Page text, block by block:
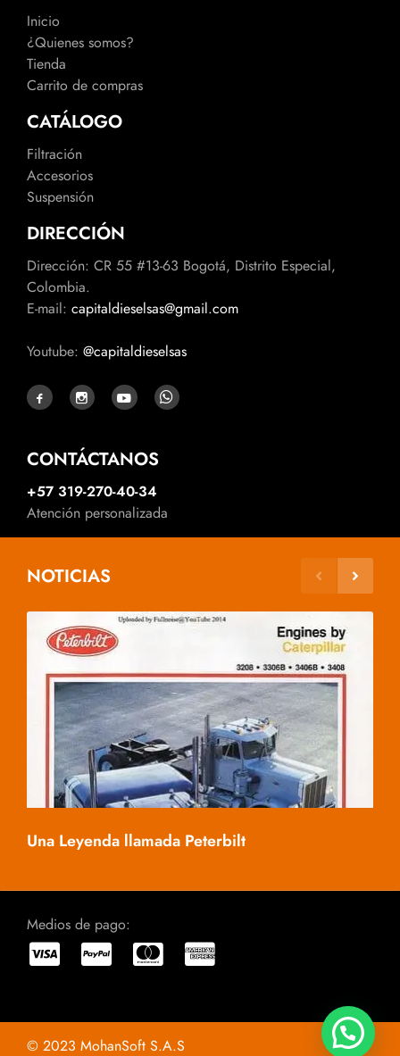
Inicio
¿Quienes somos?
Tienda
Carrito de compras
CATÁLOGO
Filtración
Accesorios
Suspensión
DIRECCIÓN
Dirección: CR 55 #13-63 Bogotá, Distrito Especial,
Colombia.
E-mail: capitaldieselsas@gmail.com
Youtube: @capitaldieselsas
CONTÁCTANOS
+57 319-270-40-34
Atención personalizada
NOTICIAS
Una Leyenda llamada Peterbilt
Medios de pago:
© 2023 MohanSoft S.A.S